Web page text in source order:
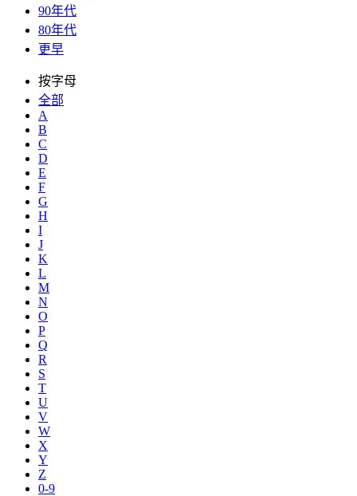
90年代
80年代
更早
按字母
全部
A
B
C
D
E
F
G
H
I
J
K
L
M
N
O
P
Q
R
S
T
U
V
W
X
Y
Z
0-9